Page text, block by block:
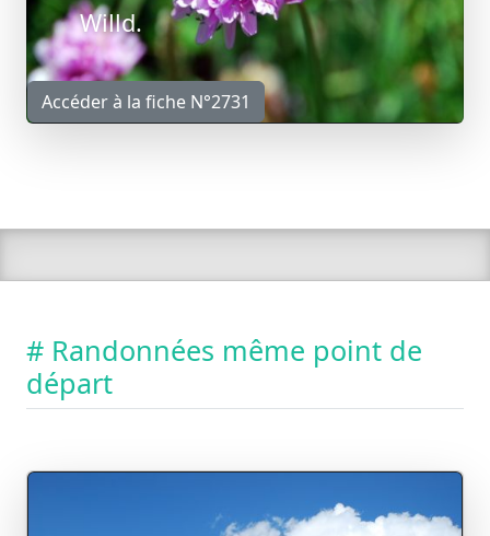
Willd.
Accéder à la fiche N°2731
# Randonnées même point de
départ